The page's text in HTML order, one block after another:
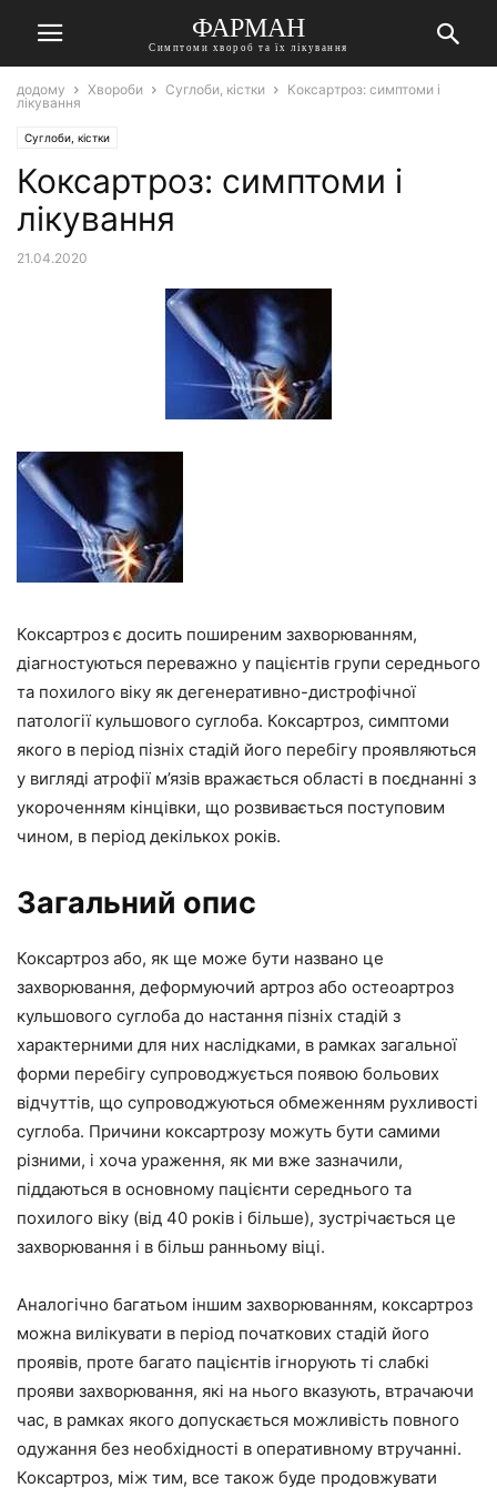
ФАРМАН
Симптоми хвороб та їх лікування
додому Хвороби Суглоби, кістки
Коксартроз: симптоми і
лікування
Суглоби, кістки
Коксартроз: симптоми і
лікування
21.04.2020
Коксартроз є досить поширеним захворюванням,
діагностуються переважно у пацієнтів групи середнього
та похилого віку як дегенеративно-дистрофічної
патології кульшового суглоба. Коксартроз, симптоми
якого в період пізніх стадій його перебігу проявляються
у вигляді атрофії м’язів вражається області в поєднанні з
укороченням кінцівки, що розвивається поступовим
чином, в період декількох років.
Загальний опис
Коксартроз або, як ще може бути названо це
захворювання, деформуючий артроз або остеоартроз
кульшового суглоба до настання пізніх стадій з
характерними для них наслідками, в рамках загальної
форми перебігу супроводжується появою больових
відчуттів, що супроводжуються обмеженням рухливості
суглоба. Причини коксартрозу можуть бути самими
різними, і хоча ураження, як ми вже зазначили,
піддаються в основному пацієнти середнього та
похилого віку (від 40 років і більше), зустрічається це
захворювання і в більш ранньому віці.
Аналогічно багатьом іншим захворюванням, коксартроз
можна вилікувати в період початкових стадій його
проявів, проте багато пацієнтів ігнорують ті слабкі
прояви захворювання, які на нього вказують, втрачаючи
час, в рамках якого допускається можливість повного
одужання без необхідності в оперативному втручанні.
Коксартроз, між тим, все також буде продовжувати